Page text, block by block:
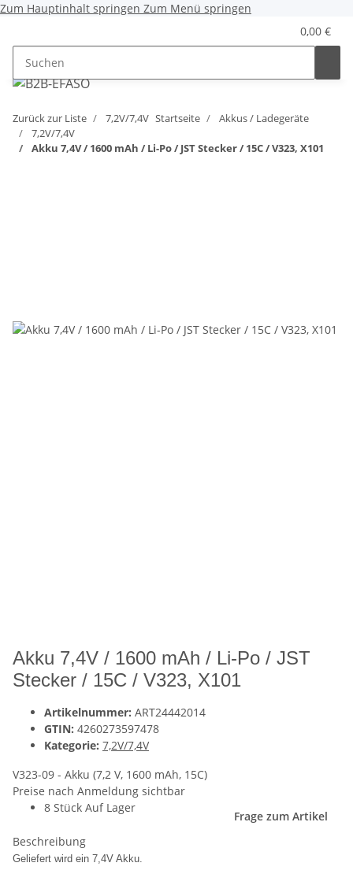
Zum Hauptinhalt springen Zum Menü springen
0,00 €
Zurück zur Liste 7,2V/7,4V Startseite
Akkus / Ladegeräte
7,2V/7,4V
Akku 7,4V / 1600 mAh / Li-Po / JST Stecker / 15C / V323, X101
Akku 7,4V / 1600 mAh / Li-Po / JST
Stecker / 15C / V323, X101
Artikelnummer: ART24442014
GTIN: 4260273597478
Kategorie: 7,2V/7,4V
V323-09 - Akku (7,2 V, 1600 mAh, 15C)
Preise nach Anmeldung sichtbar
8 Stück Auf Lager
Frage zum Artikel
Beschreibung
Geliefert wird ein 7,4V Akku.